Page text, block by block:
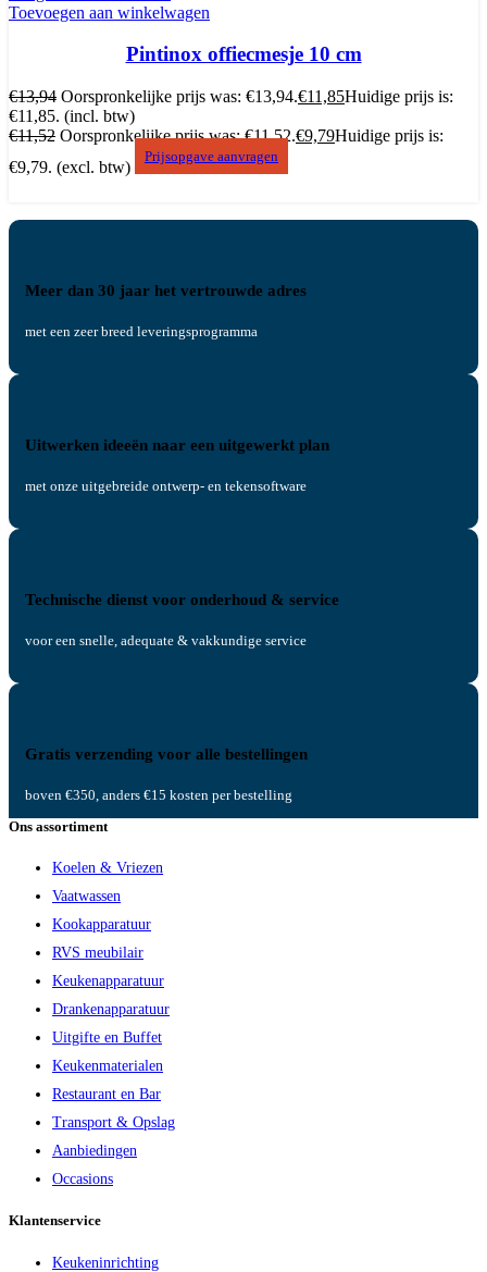
Toevoegen aan winkelwagen
Pintinox offiecmesje 10 cm
€13,94 Oorspronkelijke prijs was: €13,94.€11,85Huidige prijs is:
€11,85. (incl. btw)
€11,52 Oorspronkelijke prijs was: €11,52.€9,79Huidige prijs is:
€9,79. (excl. btw)
Prijsopgave aanvragen
Meer dan 30 jaar het vertrouwde adres
met een zeer breed leveringsprogramma
Uitwerken ideeën naar een uitgewerkt plan
met onze uitgebreide ontwerp- en tekensoftware
Technische dienst voor onderhoud & service
voor een snelle, adequate & vakkundige service
Gratis verzending voor alle bestellingen
boven €350, anders €15 kosten per bestelling
Ons assortiment
Koelen & Vriezen
Vaatwassen
Kookapparatuur
RVS meubilair
Keukenapparatuur
Drankenapparatuur
Uitgifte en Buffet
Keukenmaterialen
Restaurant en Bar
Transport & Opslag
Aanbiedingen
Occasions
Klantenservice
Keukeninrichting